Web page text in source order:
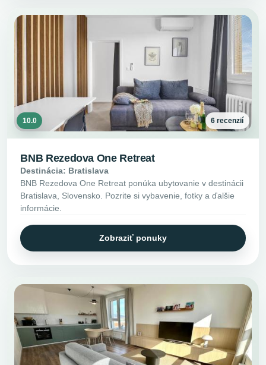
10.0 6 recenzií
BNB Rezedova One Retreat
Destinácia: Bratislava
BNB Rezedova One Retreat ponúka ubytovanie v destinácii
Bratislava, Slovensko. Pozrite si vybavenie, fotky a ďalšie
informácie.
Zobraziť ponuky